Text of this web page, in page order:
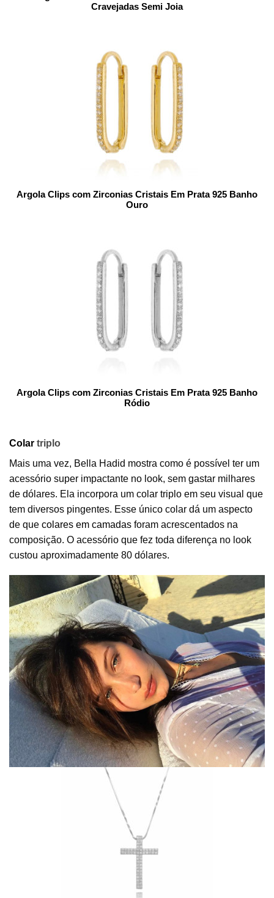
Cravejadas Semi Joia
Argola Clips com Zirconias Cristais Em Prata 925 Banho
Ouro
Argola Clips com Zirconias Cristais Em Prata 925 Banho
Ródio
Colar triplo
Mais uma vez, Bella Hadid mostra como é possível ter um
acessório super impactante no look, sem gastar milhares
de dólares. Ela incorpora um colar triplo em seu visual que
tem diversos pingentes. Esse único colar dá um aspecto
de que colares em camadas foram acrescentados na
composição. O acessório que fez toda diferença no look
custou aproximadamente 80 dólares.